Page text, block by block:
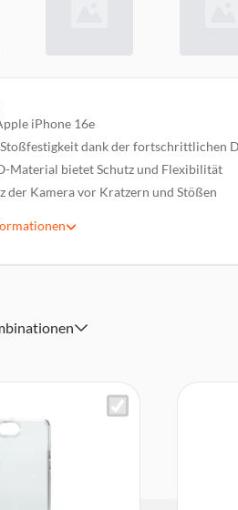
iPhone 16e
dank der fortschrittlichen
Material bietet Schutz und Flexibilität
der Kamera vor Kratzern und Stößen